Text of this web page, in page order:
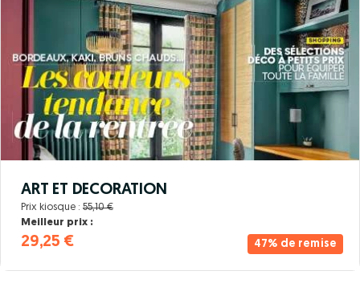
47% de remise
ART ET DECORATION
Prix kiosque : 55,10 €
Meilleur prix :
29,25 €